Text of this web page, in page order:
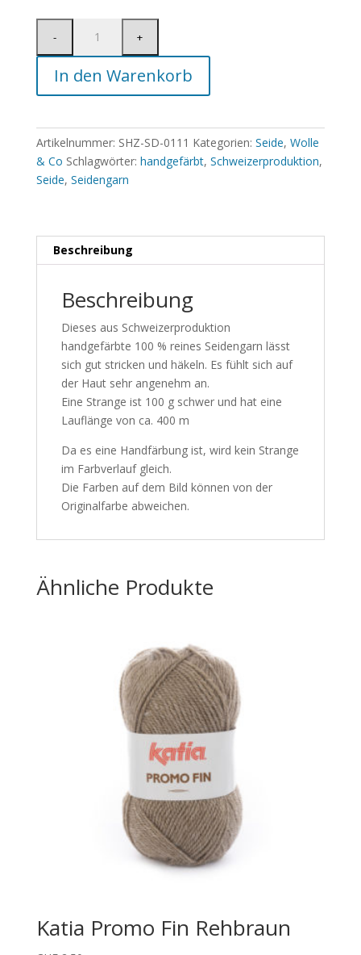
In den Warenkorb
Artikelnummer: SHZ-SD-0111 Kategorien: Seide, Wolle
& Co Schlagwörter: handgefärbt, Schweizerproduktion,
Seide, Seidengarn
Beschreibung
Beschreibung
Dieses aus Schweizerproduktion
handgefärbte 100 % reines Seidengarn lässt
sich gut stricken und häkeln. Es fühlt sich auf
der Haut sehr angenehm an.
Eine Strange ist 100 g schwer und hat eine
Lauflänge von ca. 400 m
Da es eine Handfärbung ist, wird kein Strange
im Farbverlauf gleich.
Die Farben auf dem Bild können von der
Originalfarbe abweichen.
Ähnliche Produkte
Katia Promo Fin Rehbraun